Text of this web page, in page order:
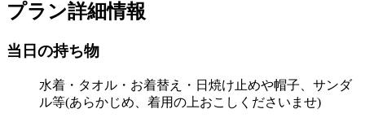
プラン詳細情報
当日の持ち物
水着・タオル・お着替え・日焼け止めや帽子、サンダ
ル等(あらかじめ、着用の上おこしくださいませ)